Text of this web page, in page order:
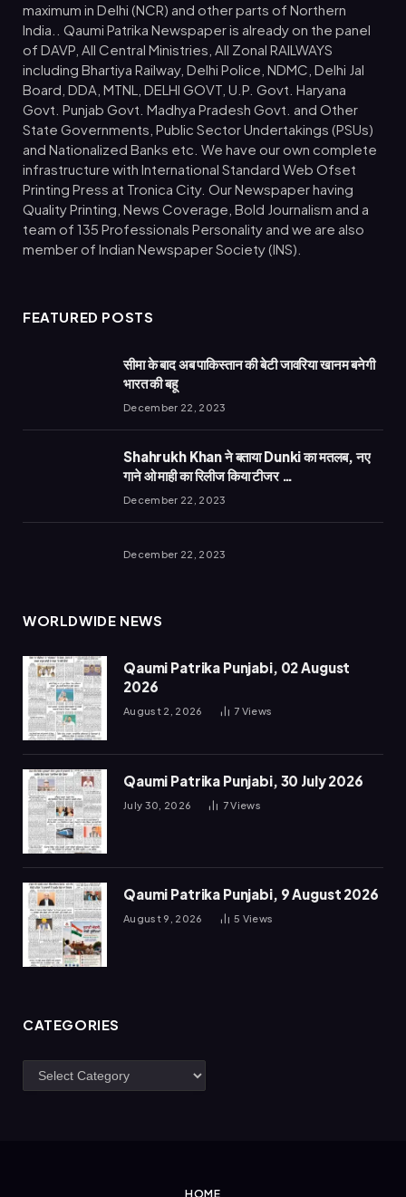
maximum in Delhi (NCR) and other parts of Northern
India.. Qaumi Patrika Newspaper is already on the panel
of DAVP, All Central Ministries, All Zonal RAILWAYS
including Bhartiya Railway, Delhi Police, NDMC, Delhi Jal
Board, DDA, MTNL, DELHI GOVT, U.P. Govt. Haryana
Govt. Punjab Govt. Madhya Pradesh Govt. and Other
State Governments, Public Sector Undertakings (PSUs)
and Nationalized Banks etc. We have our own complete
infrastructure with International Standard Web Ofset
Printing Press at Tronica City. Our Newspaper having
Quality Printing, News Coverage, Bold Journalism and a
team of 135 Professionals Personality and we are also
member of Indian Newspaper Society (INS).
FEATURED POSTS
सीमा के बाद अब पाकिस्तान की बेटी जावरिया खानम बनेगी
भारत की बहू
December 22, 2023
Shahrukh Khan ने बताया Dunki का मतलब, नए
गाने ओ माही का रिलीज किया टीजर …
December 22, 2023
December 22, 2023
WORLDWIDE NEWS
Qaumi Patrika Punjabi, 02 August
2026
August 2, 2026 7 Views
Qaumi Patrika Punjabi, 30 July 2026
July 30, 2026 7Views
Qaumi Patrika Punjabi, 9 August 2026
August 9, 2026 5 Views
CATEGORIES
Categories
HOME